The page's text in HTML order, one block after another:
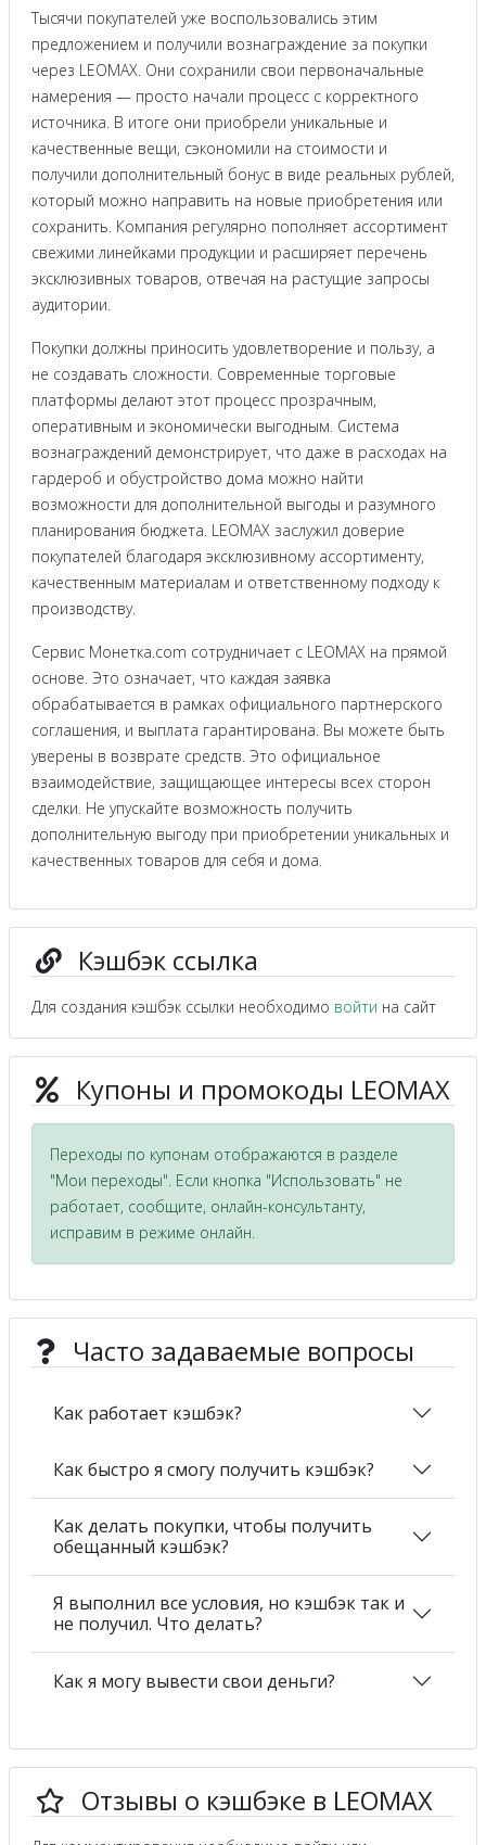
Тысячи покупателей уже воспользовались этим
предложением и получили вознаграждение за покупки
через LEOMAX. Они сохранили свои первоначальные
намерения — просто начали процесс с корректного
источника. В итоге они приобрели уникальные и
качественные вещи, сэкономили на стоимости и
получили дополнительный бонус в виде реальных рублей,
который можно направить на новые приобретения или
сохранить. Компания регулярно пополняет ассортимент
свежими линейками продукции и расширяет перечень
эксклюзивных товаров, отвечая на растущие запросы
аудитории.
Покупки должны приносить удовлетворение и пользу, а
не создавать сложности. Современные торговые
платформы делают этот процесс прозрачным,
оперативным и экономически выгодным. Система
вознаграждений демонстрирует, что даже в расходах на
гардероб и обустройство дома можно найти
возможности для дополнительной выгоды и разумного
планирования бюджета. LEOMAX заслужил доверие
покупателей благодаря эксклюзивному ассортименту,
качественным материалам и ответственному подходу к
производству.
Сервис Монетка.com сотрудничает с LEOMAX на прямой
основе. Это означает, что каждая заявка
обрабатывается в рамках официального партнерского
соглашения, и выплата гарантирована. Вы можете быть
уверены в возврате средств. Это официальное
взаимодействие, защищающее интересы всех сторон
сделки. Не упускайте возможность получить
дополнительную выгоду при приобретении уникальных и
качественных товаров для себя и дома.
Кэшбэк ссылка
Для создания кэшбэк ссылки необходимо войти на сайт
Купоны и промокоды LEOMAX
Переходы по купонам отображаются в разделе
"Мои переходы". Если кнопка "Использовать" не
работает, сообщите, онлайн-консультанту,
исправим в режиме онлайн.
Часто задаваемые вопросы
Как работает кэшбэк?
Как быстро я смогу получить кэшбэк?
Как делать покупки, чтобы получить
обещанный кэшбэк?
Я выполнил все условия, но кэшбэк так и
не получил. Что делать?
Как я могу вывести свои деньги?
Отзывы о кэшбэке в LEOMAX